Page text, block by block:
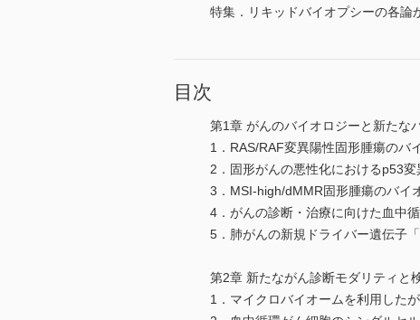
特集．リキッドバイオプシーの各論
目次
第1章 がんのバイオロジーと新たな
1．RAS/RAF変異陽性固形腫瘍のバ
2．固形がんの悪性化におけるp53
3．MSI-high/dMMR固形腫瘍のバイ
4．がんの診断・治療に向けた血中
5．肺がんの新規ドライバー遺伝子「
第2章 新たながん診断モダリティと
1．マイクロバイオームを利用した